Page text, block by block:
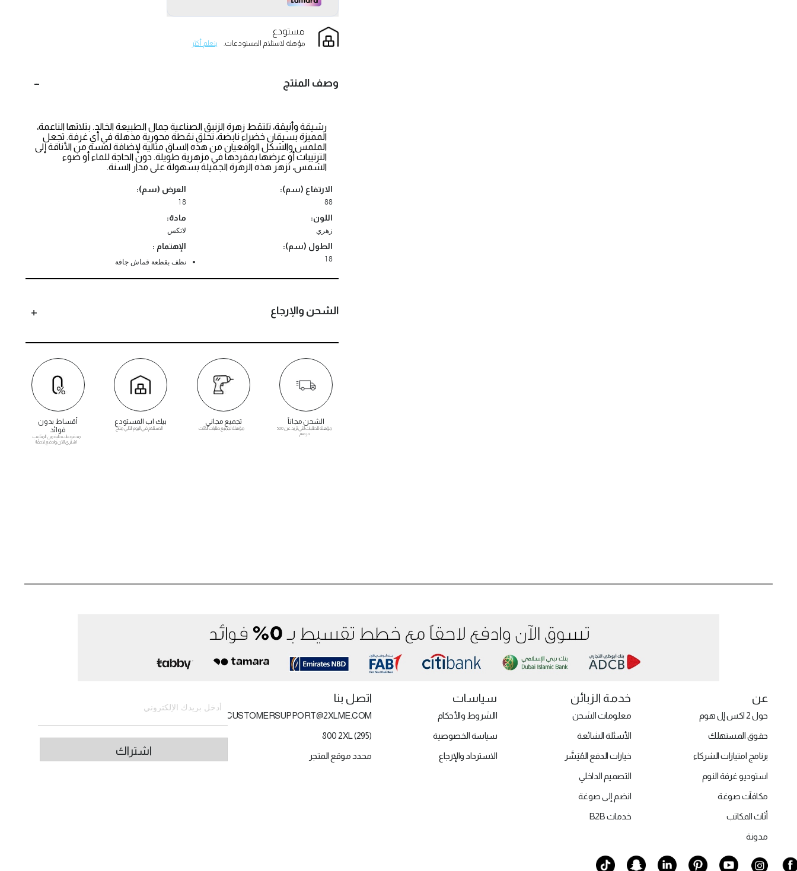
مستودع
مؤهلة لاستلام المستودعات. يتعلم أكثر
وصف المنتج
رشيقة وأنيقة، تلتقط زهرة الزنبق الصناعية جمال الطبيعة الخالد. بتلاتها الناعمة،
المميزة بسيقان خضراء نابضة، تخلق نقطة محورية مذهلة في أي غرفة. تجعل
الملمس والشكل الواقعيان من هذه الساق مثالية لإضافة لمسة من الأناقة إلى
الترتيبات أو عرضها بمفردها في مزهرية طويلة. دون الحاجة للماء أو ضوء
الشمس، تزهر هذه الزهرة الجميلة بسهولة على مدار السنة.
الارتفاع (سم):
88
العرض (سم):
18
اللون:
زهري
مادة:
لاتكس
الطول (سم):
18
الإهتمام :
نظف بقطعة قماش جافة
الشحن والإرجاع
الشحن مجاناً
مؤهلة للطلبات التي تزيد عن 500
درهم
تجميع مجاني
مؤهلة لجميع طلبات الأثاث
بيك اب المستودع
الاستلام في اليوم التالي متاح
أقساط بدون
فوائد
مدفوعات خالية من المتاعب.
اشتري الآن وادفع لاحقًا!
عن
حول 2 اكس إل هوم
حقوق المستهلك
برنامج امتيازات الشركاء
استوديو غرفة النوم
مكافآت صوغة
أثاث المكاتب
مدونة
خدمة الزبائن
معلومات الشحن
الأسئلة الشائعة
خيارات الدفع المُيَسَّر
التصميم الداخلي
انضم إلى صوغة
خدمات B2B
سياسات
االشروط والأحكام
سياسة الخصوصية
الاسترداد والإرجاع
اتصل بنا
CUSTOMERSUPPORT@2XLME.COM
800 2XL (295)
محدد موقع المتجر
اشتراك